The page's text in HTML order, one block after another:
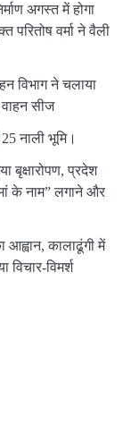
अगस्त में होगा
परितोष वर्मा ने वैली
विभाग ने चलाया
सीज
नाली भूमि।
बृक्षारोपण, प्रदेश
के नाम” लगाने और
कालाढूंगी में
विचार-विमर्श